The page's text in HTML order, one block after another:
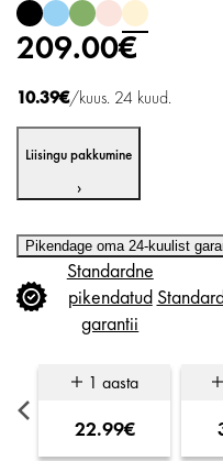
209.00€
10.39€/kuus. 24 kuud.
Liisingu pakkumine
›
Pikendage oma 24-kuulist
Standardne
pikendatud
garantii
1 aasta
22.99€